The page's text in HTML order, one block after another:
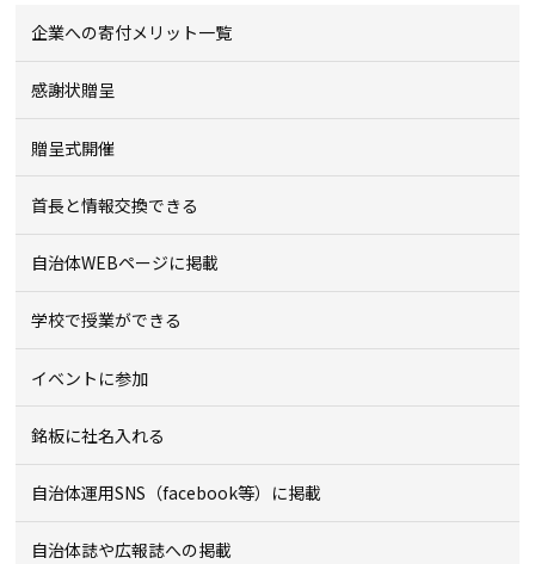
企業への寄付メリット一覧
感謝状贈呈
贈呈式開催
首長と情報交換できる
自治体WEBページに掲載
学校で授業ができる
イベントに参加
銘板に社名入れる
自治体運用SNS（facebook等）に掲載
自治体誌や広報誌への掲載